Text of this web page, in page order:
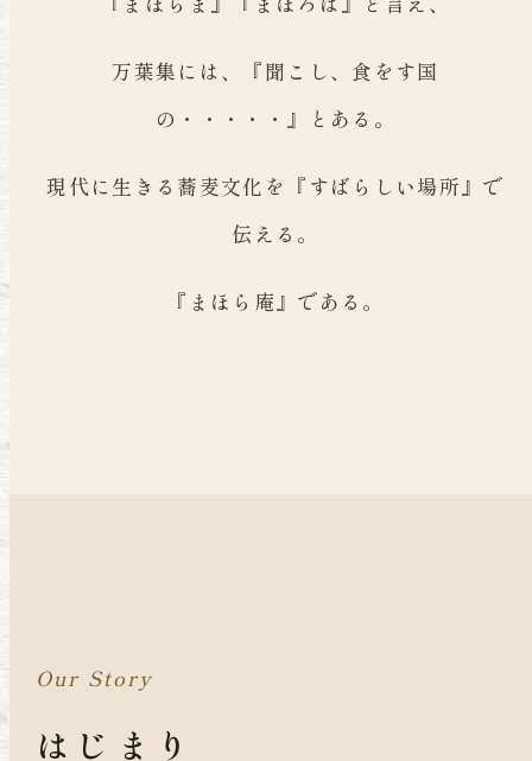
万葉集には、『聞こし、食をす国
の・・・・・』とある。
現代に生きる蕎麦文化を『すばらしい場所』で
伝える。
『まほら庵』である。
Our Story
はじまり